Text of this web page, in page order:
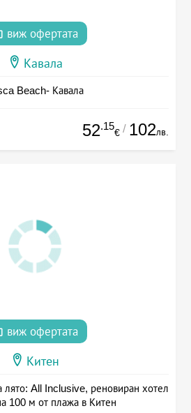
виж офертата
Кавала
Beach- Кавала
52.15
€ / 102лв.
виж офертата
Китен
лято: All Inclusive, реновиран хотел
100 м от плажа в Китен